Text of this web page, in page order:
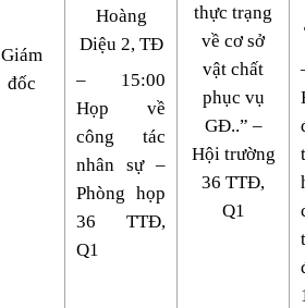
Giám
đốc
Hoàng
Diệu 2, TĐ
– 15:00
Họp về
công tác
nhân sự –
Phòng họp
36 TTĐ,
Q1
thực trạng
về cơ sở
vật chất
phục vụ
GĐ..” –
Hội trường
36 TTĐ,
Q1